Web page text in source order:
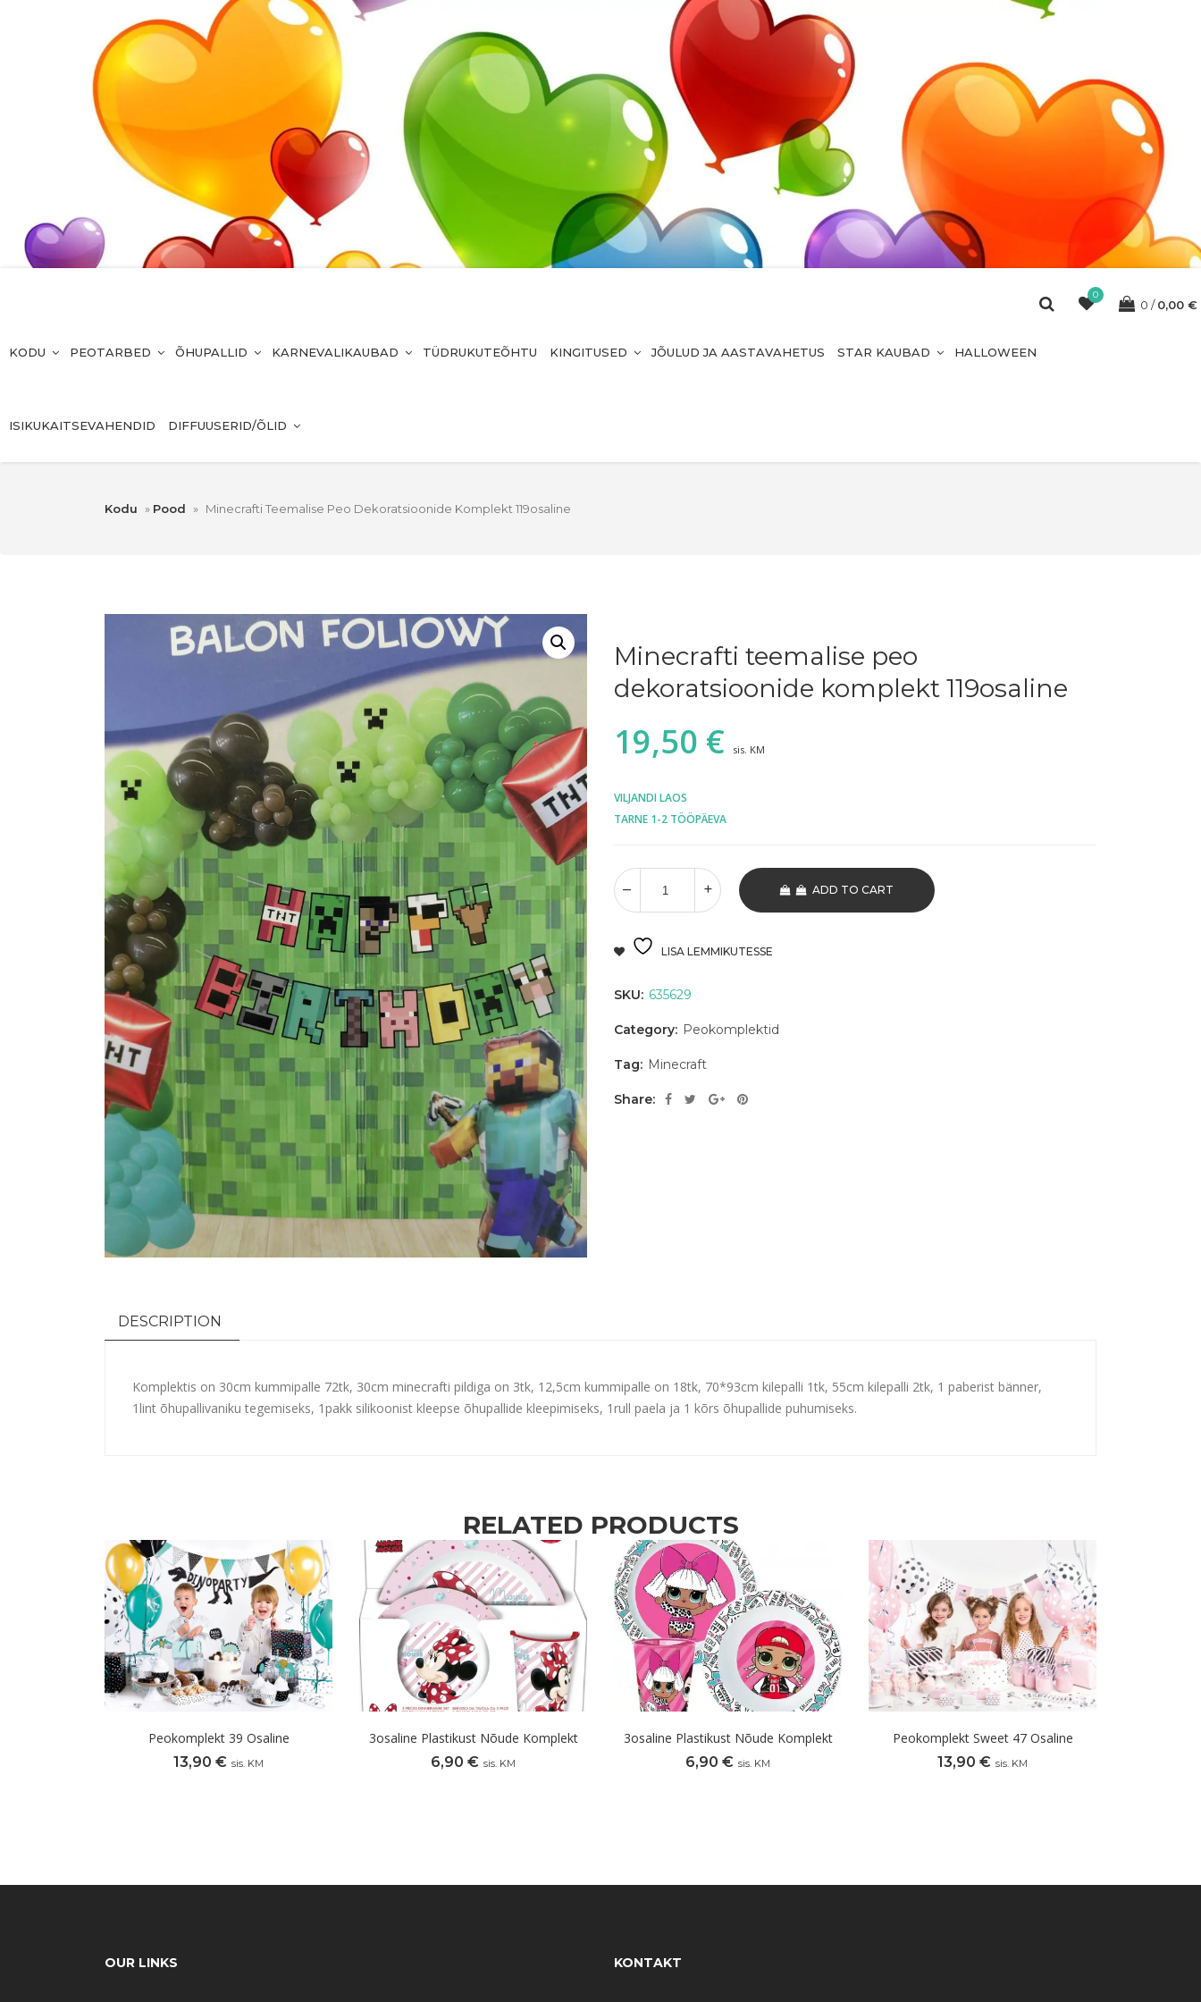
0
0 0,00 €
KODU PEOTARBED ÕHUPALLID KARNEVALIKAUBAD TÜDRUKUTEÕHTU KINGITUSED JÕULUD JA AASTAVAHETUS STAR KAUBAD HALLOWEEN
ISIKUKAITSEVAHENDID DIFFUUSERID/ÕLID
Kodu » Pood » Minecrafti Teemalise Peo Dekoratsioonide Komplekt 119osaline
Minecrafti teemalise peo
dekoratsioonide komplekt 119osaline
19,50 € sis. KM
VILJANDI LAOS
TARNE 1-2 TÖÖPÄEVA
ADD TO CART
LISA LEMMIKUTESSE
SKU: 635629
Category: Peokomplektid
Tag: Minecraft
Share:
DESCRIPTION
Komplektis on 30cm kummipalle 72tk, 30cm minecrafti pildiga on 3tk, 12,5cm kummipalle on 18tk, 70*93cm kilepalli 1tk, 55cm kilepalli 2tk, 1 paberist bänner,
1lint õhupallivaniku tegemiseks, 1pakk silikoonist kleepse õhupallide kleepimiseks, 1rull paela ja 1 kõrs õhupallide puhumiseks.
RELATED PRODUCTS
Peokomplekt 39 Osaline
13,90 € sis. KM
3osaline Plastikust Nõude Komplekt
6,90 € sis. KM
3osaline Plastikust Nõude Komplekt
6,90 € sis. KM
Peokomplekt Sweet 47 Osaline
13,90 € sis. KM
OUR LINKS KONTAKT